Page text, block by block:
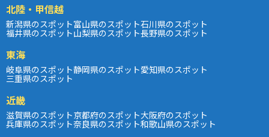
北陸・甲信越
新潟県のスポット富山県のスポット石川県のスポット
福井県のスポット山梨県のスポット長野県のスポット
東海
岐阜県のスポット静岡県のスポット愛知県のスポット
三重県のスポット
近畿
滋賀県のスポット京都府のスポット大阪府のスポット
兵庫県のスポット奈良県のスポット和歌山県のスポット